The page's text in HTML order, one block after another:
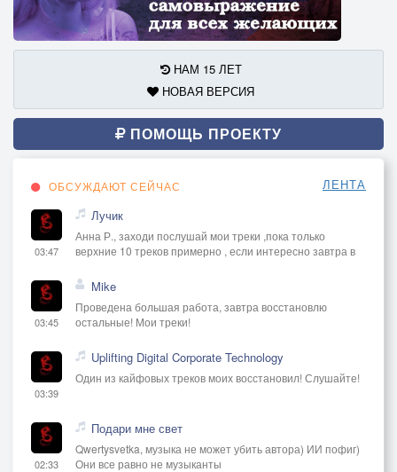
НАМ 15 ЛЕТ
НОВАЯ ВЕРСИЯ
ПОМОЩЬ ПРОЕКТУ
ОБСУЖДАЮТ СЕЙЧАС ЛЕНТА
03:47
Лучик
Анна Р., заходи послушай мои треки ,пока только
верхние 10 треков примерно , если интересно завтра в
03:45
Mike
Проведена большая работа, завтра восстановлю
остальные! Мои треки!
03:39
Uplifting Digital Corporate Technology
Один из кайфовых треков моих восстановил! Слушайте!
02:33
Подари мне свет
Qwertysvetka, музыка не может убить автора) ИИ пофиг)
Они все равно не музыканты